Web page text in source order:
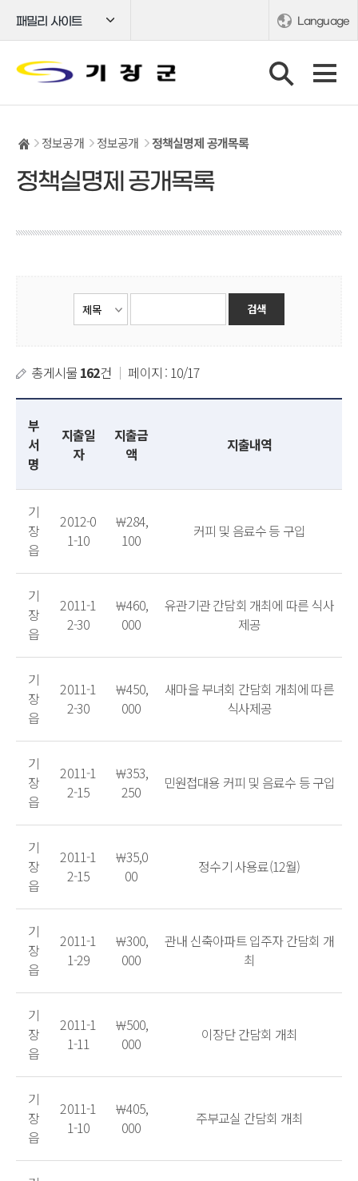
패밀리 사이트 Language
정보공개 정보공개 정책실명제 공개목록
정책실명제 공개목록
총게시물 162건 ｜ 페이지 : 10/17
부
서
명
지출일
자
지출금
액
지출내역
기
장
읍
2012-0
1-10
￦284,
100
커피 및 음료수 등 구입
기
장
읍
2011-1
2-30
￦460,
000
유관기관 간담회 개최에 따른 식사
제공
기
장
읍
2011-1
2-30
￦450,
000
새마을 부녀회 간담회 개최에 따른
식사제공
기
장
읍
2011-1
2-15
￦353,
250
민원접대용 커피 및 음료수 등 구입
기
장
읍
2011-1
2-15
￦35,0
00
정수기 사용료(12월)
기
장
읍
2011-1
1-29
￦300,
000
관내 신축아파트 입주자 간담회 개
최
기
장
읍
2011-1
1-11
￦500,
000
이장단 간담회 개최
기
장
읍
2011-1
1-10
￦405,
000
주부교실 간담회 개최